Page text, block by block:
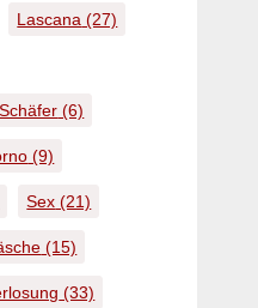
Lascana (27)
(6)
(9)
Sex (21)
(15)
(33)